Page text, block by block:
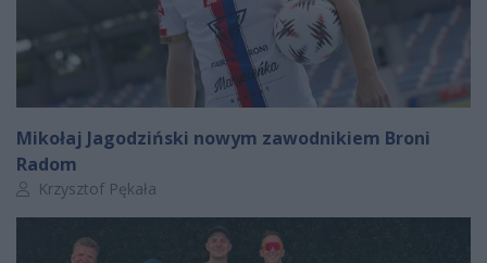
Mikołaj Jagodziński nowym zawodnikiem Broni
Radom
Autor artykułu:
Krzysztof Pękała